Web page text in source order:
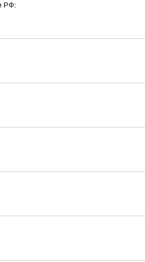
РФ: